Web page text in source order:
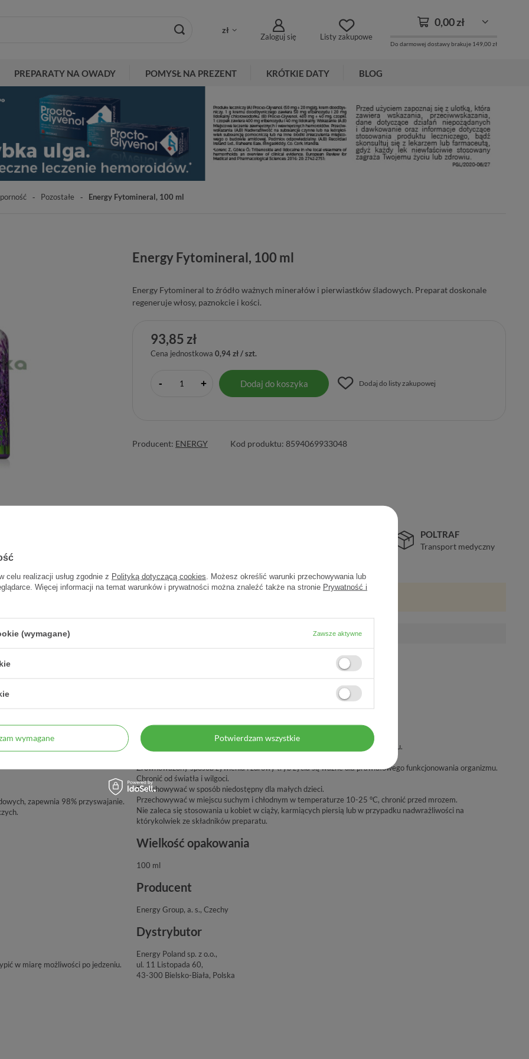
zł
Zaloguj się Listy zakupowe
0,00 zł
Do darmowej dostawy brakuje 149,00 zł
PREPARATY NA OWADY POMYSŁ NA PREZENT KRÓTKIE DATY BLOG
Pozostałe Energy Fytomineral, 100 ml
Energy Fytomineral, 100 ml
Energy Fytomineral to źródło ważnych minerałów i pierwiastków śladowych. Preparat doskonale
regeneruje włosy, paznokcie i kości.
93,85 zł
Cena jednostkowa 0,94 zł / szt.
- + Dodaj do koszyka Dodaj do listy zakupowej
Producent: ENERGY Kod produktu: 8594069933048
POLTRAF
Transport medyczny
lit, prazeodym, neodym, cynk,
terb, kobalt, niob, iryd, dysproz,
cez, platyna, ruten, gadolin,
zapewnia 98% przyswajanie.
w miarę możliwości po jedzeniu.
Zużyć do 3 miesięcy od otwarcia.
Nie przekraczać zalecanej porcji do spożycia w ciągu dnia.
Nie stosować w przypadku uczulenia na którykolwiek ze składników preparatu.
Zrównoważony sposób żywienia i zdrowy tryb życia są ważne dla prawidłowego funkcjonowania organizmu.
Chronić od światła i wilgoci.
Przechowywać w sposób niedostępny dla małych dzieci.
Przechowywać w miejscu suchym i chłodnym w temperaturze 10-25 °C, chronić przed mrozem.
Nie zaleca się stosowania u kobiet w ciąży, karmiących piersią lub w przypadku nadwrażliwości na
którykolwiek ze składników preparatu.
Wielkość opakowania
100 ml
Producent
Energy Group, a. s., Czechy
Dystrybutor
Energy Poland sp. z o.o.,
ul. 11 Listopada 60,
43-300 Bielsko-Biała, Polska
celu realizacji usług zgodnie z Polityką dotyczącą cookies . Możesz określić warunki przechowywania lub
Więcej informacji na temat warunków i prywatności można znaleźć także na stronie Prywatność i
(wymagane) Zawsze aktywne
wymagane Potwierdzam wszystkie